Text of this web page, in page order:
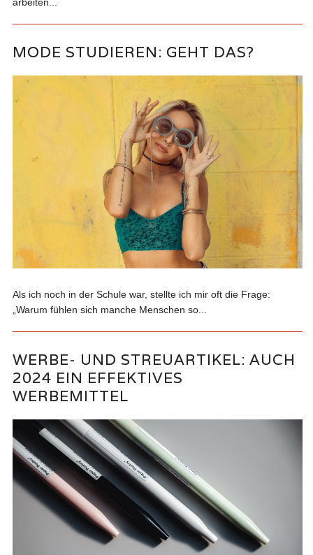
arbeiten...
MODE STUDIEREN: GEHT DAS?
Als ich noch in der Schule war, stellte ich mir oft die Frage:
„Warum fühlen sich manche Menschen so...
WERBE- UND STREUARTIKEL: AUCH
2024 EIN EFFEKTIVES
WERBEMITTEL